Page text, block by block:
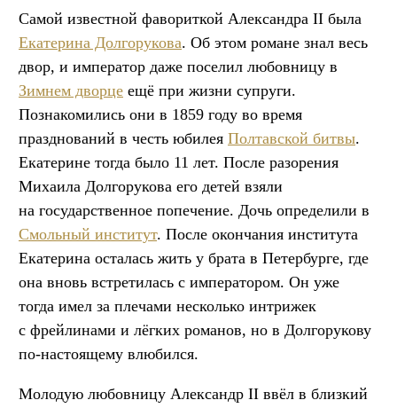
Самой известной фавориткой Александра II была
Екатерина Долгорукова. Об этом романе знал весь
двор, и император даже поселил любовницу в
Зимнем дворце ещё при жизни супруги.
Познакомились они в 1859 году во время
празднований в честь юбилея Полтавской битвы.
Екатерине тогда было 11 лет. После разорения
Михаила Долгорукова его детей взяли
на государственное попечение. Дочь определили в
Смольный институт. После окончания института
Екатерина осталась жить у брата в Петербурге, где
она вновь встретилась с императором. Он уже
тогда имел за плечами несколько интрижек
с фрейлинами и лёгких романов, но в Долгорукову
по-настоящему влюбился.
Молодую любовницу Александр II ввёл в близкий